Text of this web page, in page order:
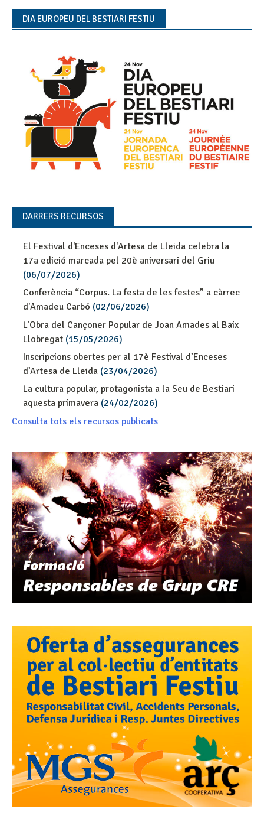
DIA EUROPEU DEL BESTIARI FESTIU
DARRERS RECURSOS
El Festival d'Enceses d'Artesa de Lleida celebra la
17a edició marcada pel 20è aniversari del Griu
(06/07/2026)
Conferència “Corpus. La festa de les festes” a càrrec
d'Amadeu Carbó (02/06/2026)
L'Obra del Cançoner Popular de Joan Amades al Baix
Llobregat (15/05/2026)
Inscripcions obertes per al 17è Festival d’Enceses
d’Artesa de Lleida (23/04/2026)
La cultura popular, protagonista a la Seu de Bestiari
aquesta primavera (24/02/2026)
Consulta tots els recursos publicats